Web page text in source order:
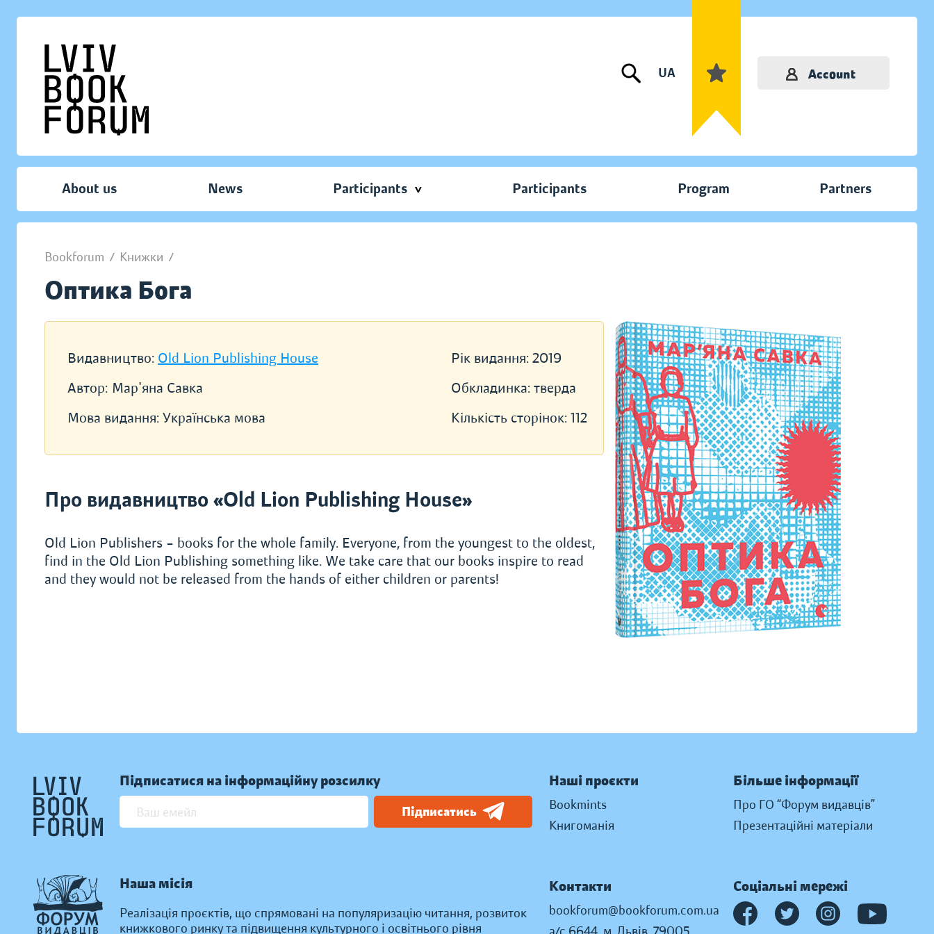
UA Account
About us News Participants Participants Program Partners
Bookforum / Книжки /
Оптика Бога
Видавництво: Old Lion Publishing House
Автор: Мар'яна Савка
Мова видання: Українська мова
Рік видання: 2019
Обкладинка: тверда
Кількість сторінок: 112
Про видавництво «Old Lion Publishing House»
Old Lion Publishers – books for the whole family. Everyone, from the youngest to the oldest,
find in the Old Lion Publishing something like. We take care that our books inspire to read
and they would not be released from the hands of either children or parents!
Підписатися на інформаційну розсилку
Підписатись
Наша місія
Реалізація проєктів, що спрямовані на популяризацію читання, розвиток
книжкового ринку та підвищення культурного і освітнього рівня
Наші проєкти
Bookmints
Книгоманія
Більше інформації
Про ГО “Форум видавців”
Презентаційні матеріали
Контакти
bookforum@bookforum.com.ua
Соціальні мережі